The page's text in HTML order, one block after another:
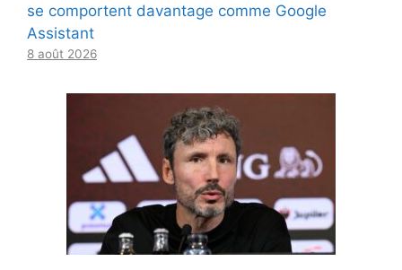
se comportent davantage comme Google
Assistant
8 août 2026